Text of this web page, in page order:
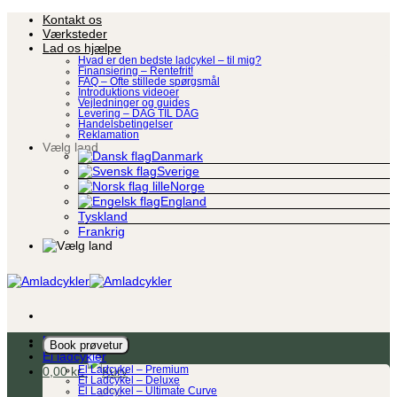
Fortsæt
indhold
Kontakt os
Værksteder
Lad os hjælpe
Hvad er den bedste ladcykel – til mig?
Finansiering – Rentefrit!
FAQ – Ofte stillede spørgsmål
Introduktions videoer
Vejledninger og guides
Levering – DAG TIL DAG
Handelsbetingelser
Reklamation
Vælg land
Danmark
Sverige
Norge
England
Tyskland
Frankrig
Book prøvetur
0,00kr.
Ladcykel
El ladcykler
El Ladcykel – Premium
El Ladcykel – Deluxe
El Ladcykel – Ultimate Curve